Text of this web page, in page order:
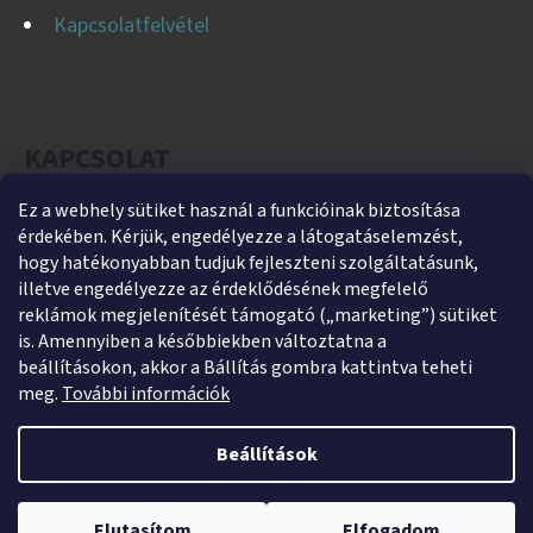
Ez a webhely sütiket használ a funkcióinak biztosítása
érdekében. Kérjük, engedélyezze a látogatáselemzést,
hogy hatékonyabban tudjuk fejleszteni szolgáltatásunk,
illetve engedélyezze az érdeklődésének megfelelő
reklámok megjelenítését támogató („marketing”) sütiket
is. Amennyiben a későbbiekben változtatna a
beállításokon, akkor a Bállítás gombra kattintva teheti
meg. További információk
Beállítások
Webshopunk jelenleg zárva tart. Rendelés leadása lehetséges,
kizárólag utánvétes fizetéssel. A megrendeléseket 2026. január 5–9.
Kapcsolatfelvétel
helti@helti.hu
+3679450894
+36305454854
https://www.facebook.com/heltikft
helti_kft
Shoptet készítette
Copyright 2026HeltiShop. Minden jog fenntartva.Süti